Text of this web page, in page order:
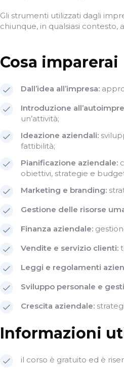
Gli strumenti utilizzati dagli
chiunque, in qualsiasi
Cosa imparerai
Dall’idea all’impresa:
Introduzione
un’attività;
Ideazione aziendali:
fattibilità;
Pianificazione aziendale:
obiettivi, strategie e
Marketing e branding:
Gestione delle risorse
Finanza aziendale:
Vendite e servizio clienti:
Leggi e regolamenti
Sviluppo personale e
Crescita aziendale:
Informazioni
il corso è gratuito ed è